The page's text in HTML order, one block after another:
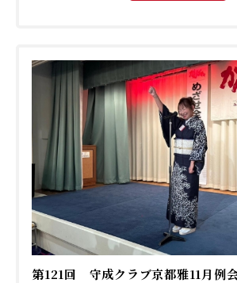
第121回 守成クラブ京都雅11月例